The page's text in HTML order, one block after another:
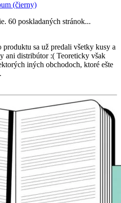
(čierny)
60 poskladaných stránok...
sa už predali všetky kusy a
ani distribútor :( Teoreticky však
iných obchodoch, ktoré ešte